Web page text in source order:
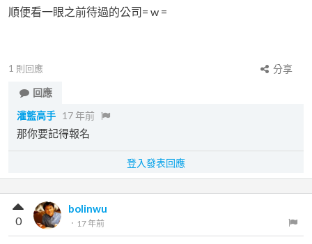
順便看一眼之前待過的公司= w =
1 則回應
分享
回應
灌籃高手 17 年前
那你要記得報名
登入發表回應
bolinwu
． 17 年前
0